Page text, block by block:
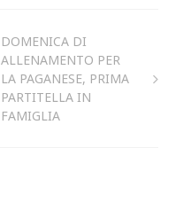
DOMENICA DI
ALLENAMENTO PER
LA PAGANESE, PRIMA
PARTITELLA IN
FAMIGLIA